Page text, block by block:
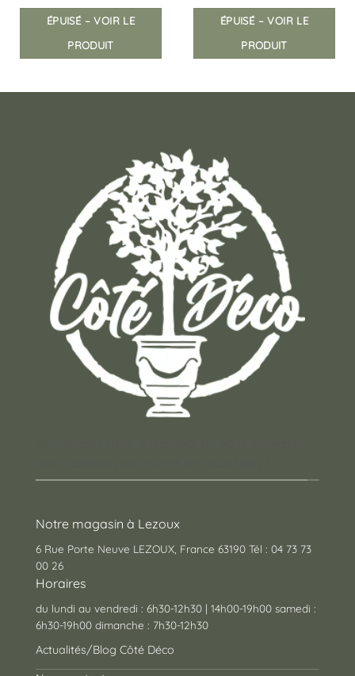
ÉPUISÉ – VOIR LE
PRODUIT
ÉPUISÉ – VOIR LE
PRODUIT
Notre magasin à Lezoux
6 Rue Porte Neuve LEZOUX, France 63190 Tél : 04 73 73
00 26
Horaires
du lundi au vendredi : 6h30-12h30 | 14h00-19h00 samedi :
6h30-19h00 dimanche : 7h30-12h30
Actualités/Blog Côté Déco